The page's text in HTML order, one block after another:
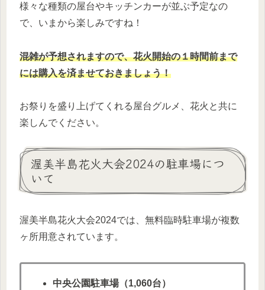
様々な種類の屋台やキッチンカーが並ぶ予定なの
で、いまから楽しみですね！
混雑が予想されますので、花火開始の１時間前まで
には購入を済ませておきましょう！
お祭りを盛り上げてくれる屋台グルメ、花火と共に
楽しんでください。
渥美半島花火大会2024の駐車場につ
いて
渥美半島花火大会2024では、無料臨時駐車場が複数
ヶ所用意されています。
中央公園駐車場（1,060台）